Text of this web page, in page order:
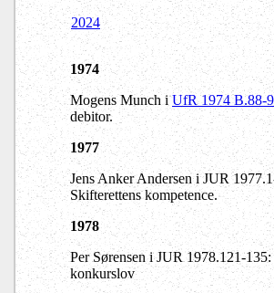
2024
1974
Mogens Munch iUfR 1974 B.88-
debitor.
1977
Jens Anker Andersen i JUR
Skifterettens kompetence.
1978
Per Sørensen i JUR 1978.121-
konkurslov